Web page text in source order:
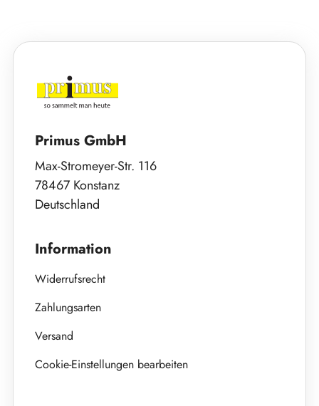
Primus GmbH
Max-Stromeyer-Str. 116
78467 Konstanz
Deutschland
Information
Widerrufsrecht
Zahlungsarten
Versand
Cookie-Einstellungen bearbeiten